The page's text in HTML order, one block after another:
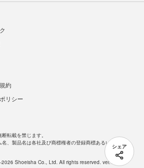
シェア
約
リシー
転載を禁じます。
、製品名は各社及び商標権者の登録商標あるいは商標で
Shoeisha Co., Ltd. All rights reserved. ver.1.5